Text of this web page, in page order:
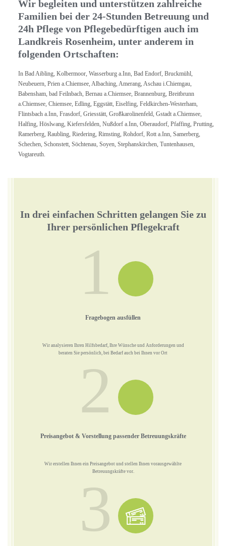
Wir begleiten und unterstützen zahlreiche
Familien bei der 24-Stunden Betreuung und
24h Pflege von Pflegebedürftigen auch im
Landkreis Rosenheim, unter anderem in
folgenden Ortschaften:
In Bad Aibling, Kolbermoor, Wasserburg a.Inn, Bad Endorf, Bruckmühl,
Neubeuern, Prien a.Chiemsee, Albaching, Amerang, Aschau i.Chiemgau,
Babensham, bad Feilnbach, Bernau a.Chiemsee, Brannenburg, Breitbrunn
a.Chiemsee, Chiemsee, Edling, Eggstätt, Eiselfing, Feldkirchen-Westerham,
Flintsbach a.Inn, Frasdorf, Griesstätt, Großkarolinenfeld, Gstadt a.Chiemsee,
Halfing, Höslwang, Kiefersfelden, Nußdorf a.Inn, Oberaudorf, Pfaffing, Prutting,
Ramerberg, Raubling, Riedering, Rimsting, Rohdorf, Rott a.Inn, Samerberg,
Schechen, Schonstett, Söchtenau, Soyen, Stephanskirchen, Tuntenhausen,
Vogtareuth.
In drei einfachen Schritten gelangen Sie zu
Ihrer persönlichen Pflegekraft
1
Fragebogen ausfüllen
Wir analysieren Ihren Hilfsbedarf, Ihre Wünsche und Anforderungen und
beraten Sie persönlich, bei Bedarf auch bei Ihnen vor Ort
2
Preisangebot & Vorstellung passender Betreuungskräfte
Wir erstellen Ihnen ein Preisangebot und stellen Ihnen vorausgewählte
Betreuungskräfte vor.
3